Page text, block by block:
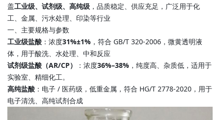
盖工业级、试剂级、高纯级 ，品质稳定、供应充足，广泛用于化
工、金属、污水处理、印染等行业
一、主要规格与参数
工业级盐酸 ：浓度31%±1% ，符合 GB/T 320-2006，微黄透明液
体，用于酸洗、水处理、中和反应
试剂级盐酸（AR/CP）
：浓度36%–38% ，纯度高、杂质低，适用于
实验室、精细化工。
高纯盐酸 ：电子 / 医药级，低重金属，符合 HG/T 2778-2020，用于
电子清洗、高纯试剂合成